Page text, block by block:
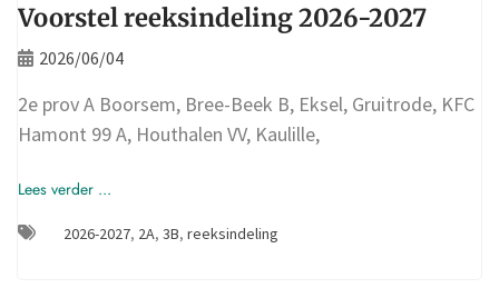
Voorstel reeksindeling 2026-2027
2026/06/04
2e prov A Boorsem, Bree-Beek B, Eksel, Gruitrode, KFC
Hamont 99 A, Houthalen VV, Kaulille,
Lees verder ...
2026-2027, 2A, 3B, reeksindeling